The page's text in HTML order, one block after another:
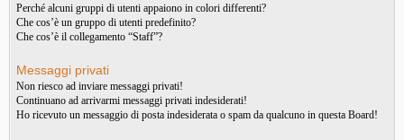
Perché alcuni gruppi di utenti appaiono in colori differenti?
Che cos’è un gruppo di utenti predefinito?
Che cos’è il collegamento “Staff”?
Messaggi privati
Non riesco ad inviare messaggi privati!
Continuano ad arrivarmi messaggi privati indesiderati!
Ho ricevuto un messaggio di posta indesiderata o spam da qualcuno in questa Board!